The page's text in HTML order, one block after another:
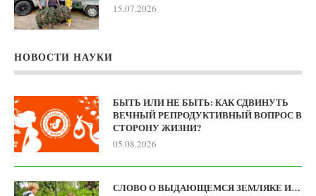
15.07.2026
НОВОСТИ НАУКИ
БЫТЬ ИЛИ НЕ БЫТЬ: КАК СДВИНУТЬ
ВЕЧНЫЙ РЕПРОДУКТИВНЫЙ ВОПРОС В
СТОРОНУ ЖИЗНИ?
05.08.2026
СЛОВО О ВЫДАЮЩЕМСЯ ЗЕМЛЯКЕ И…